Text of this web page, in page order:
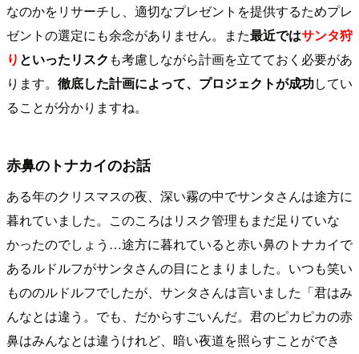
なのかをリサーチし、適切なプレゼントを提供するためプレ
ゼントの選定にも余念がありません。また最近ではサンタ狩
り といったリスク も考慮しながら計画を立てておく必要があ
ります。 徹底した計画によって、プロジェクトが成功してい
ることが分かりますね。
赤鼻のトナカイのお話
ある年のクリスマスの夜、深い霧の中でサンタさんは途方に
暮れていました。このころはリスク管理もまだ足りていな
かったのでしょう…途方に暮れていると赤い鼻のトナカイで
あるルドルフがサンタさんの目にとまりました。いつも笑い
もののルドルフでしたが、サンタさんは言いました「君はみ
んなとは違う。でも、だからすごいんだ。君のピカピカの赤
鼻はみんなとは違うけれど、暗い夜道を照らすことができ